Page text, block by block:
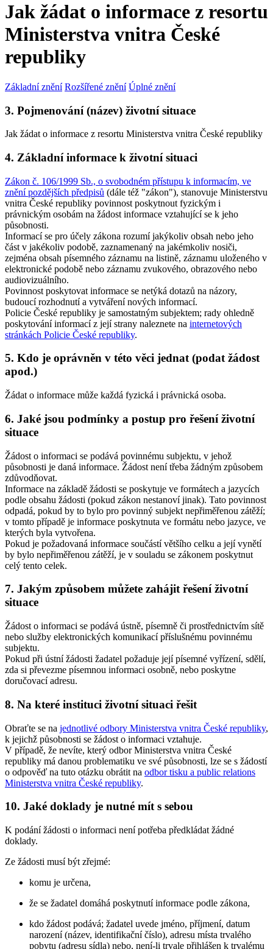
Jak žádat o informace z resortu
Ministerstva vnitra České
republiky
Základní znění Rozšířené znění Úplné znění
3. Pojmenování (název) životní situace
Jak žádat o informace z resortu Ministerstva vnitra České republiky
4. Základní informace k životní situaci
Zákon č. 106/1999 Sb., o svobodném přístupu k informacím, ve
znění pozdějších předpisů (dále též "zákon"), stanovuje Ministerstvu
vnitra České republiky povinnost poskytnout fyzickým i
právnickým osobám na žádost informace vztahující se k jeho
působnosti.
Informací se pro účely zákona rozumí jakýkoliv obsah nebo jeho
část v jakékoliv podobě, zaznamenaný na jakémkoliv nosiči,
zejména obsah písemného záznamu na listině, záznamu uloženého v
elektronické podobě nebo záznamu zvukového, obrazového nebo
audiovizuálního.
Povinnost poskytovat informace se netýká dotazů na názory,
budoucí rozhodnutí a vytváření nových informací.
Policie České republiky je samostatným subjektem; rady ohledně
poskytování informací z její strany naleznete na internetových
stránkách Policie České republiky.
5. Kdo je oprávněn v této věci jednat (podat žádost
apod.)
Žádat o informace může každá fyzická i právnická osoba.
6. Jaké jsou podmínky a postup pro řešení životní
situace
Žádost o informaci se podává povinnému subjektu, v jehož
působnosti je daná informace. Žádost není třeba žádným způsobem
zdůvodňovat.
Informace na základě žádosti se poskytuje ve formátech a jazycích
podle obsahu žádosti (pokud zákon nestanoví jinak). Tato povinnost
odpadá, pokud by to bylo pro povinný subjekt nepřiměřenou zátěží;
v tomto případě je informace poskytnuta ve formátu nebo jazyce, ve
kterých byla vytvořena.
Pokud je požadovaná informace součástí většího celku a její vynětí
by bylo nepřiměřenou zátěží, je v souladu se zákonem poskytnut
celý tento celek.
7. Jakým způsobem můžete zahájit řešení životní
situace
Žádost o informaci se podává ústně, písemně či prostřednictvím sítě
nebo služby elektronických komunikací příslušnému povinnému
subjektu.
Pokud při ústní žádosti žadatel požaduje její písemné vyřízení, sdělí,
zda si převezme písemnou informaci osobně, nebo poskytne
doručovací adresu.
8. Na které instituci životní situaci řešit
Obraťte se na jednotlivé odbory Ministerstva vnitra České republiky,
k jejichž působnosti se žádost o informaci vztahuje.
V případě, že nevíte, který odbor Ministerstva vnitra České
republiky má danou problematiku ve své působnosti, lze se s žádostí
o odpověď na tuto otázku obrátit na odbor tisku a public relations
Ministerstva vnitra České republiky.
10. Jaké doklady je nutné mít s sebou
K podání žádosti o informaci není potřeba předkládat žádné
doklady.
Ze žádosti musí být zřejmé:
komu je určena,
že se žadatel domáhá poskytnutí informace podle zákona,
kdo žádost podává; žadatel uvede jméno, příjmení, datum
narození (název, identifikační číslo), adresu místa trvalého
pobytu (adresu sídla) nebo, není-li trvale přihlášen k trvalému